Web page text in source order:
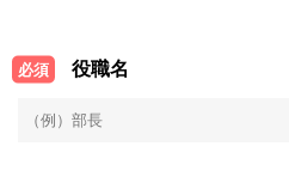
役職名
必須